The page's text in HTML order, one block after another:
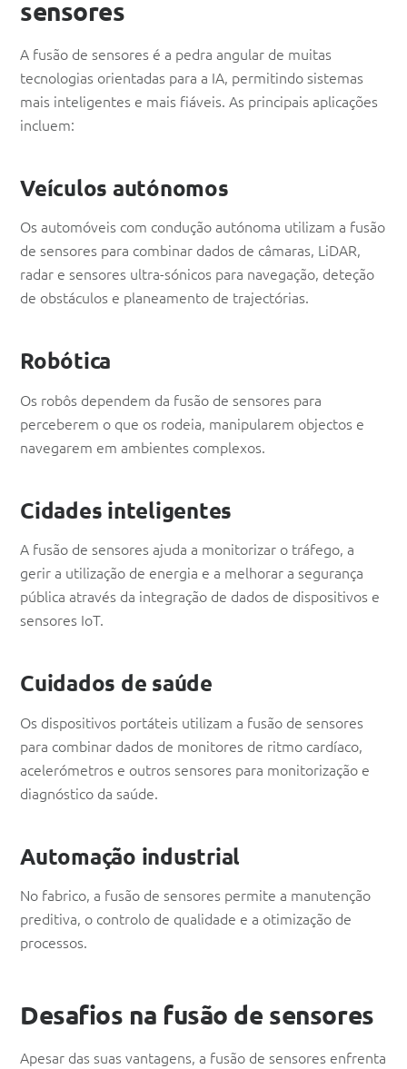
sensores
A fusão de sensores é a pedra angular de muitas
tecnologias orientadas para a IA, permitindo sistemas
mais inteligentes e mais fiáveis. As principais aplicações
incluem:
Veículos autónomos
Os automóveis com condução autónoma utilizam a fusão
de sensores para combinar dados de câmaras, LiDAR,
radar e sensores ultra-sónicos para navegação, deteção
de obstáculos e planeamento de trajectórias.
Robótica
Os robôs dependem da fusão de sensores para
perceberem o que os rodeia, manipularem objectos e
navegarem em ambientes complexos.
Cidades inteligentes
A fusão de sensores ajuda a monitorizar o tráfego, a
gerir a utilização de energia e a melhorar a segurança
pública através da integração de dados de dispositivos e
sensores IoT.
Cuidados de saúde
Os dispositivos portáteis utilizam a fusão de sensores
para combinar dados de monitores de ritmo cardíaco,
acelerómetros e outros sensores para monitorização e
diagnóstico da saúde.
Automação industrial
No fabrico, a fusão de sensores permite a manutenção
preditiva, o controlo de qualidade e a otimização de
processos.
Desafios na fusão de sensores
Apesar das suas vantagens, a fusão de sensores enfrenta